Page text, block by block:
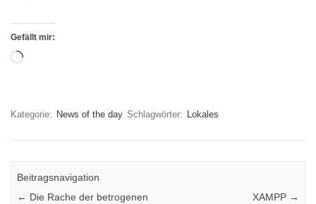
Gefällt mir:
Wird
Kategorie: News of the day Schlagwörter: Lokales
Beitragsnavigation
← Die Rache der betrogenen
XAMPP →